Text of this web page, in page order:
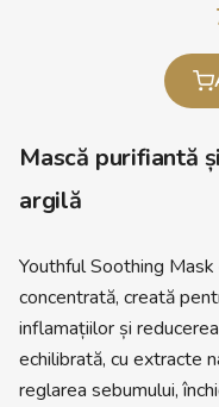
Mască purifiantă
argilă
Youthful Soothing
concentrată, creată
inflamațiilor și
echilibrată, cu extracte
reglarea sebumului,